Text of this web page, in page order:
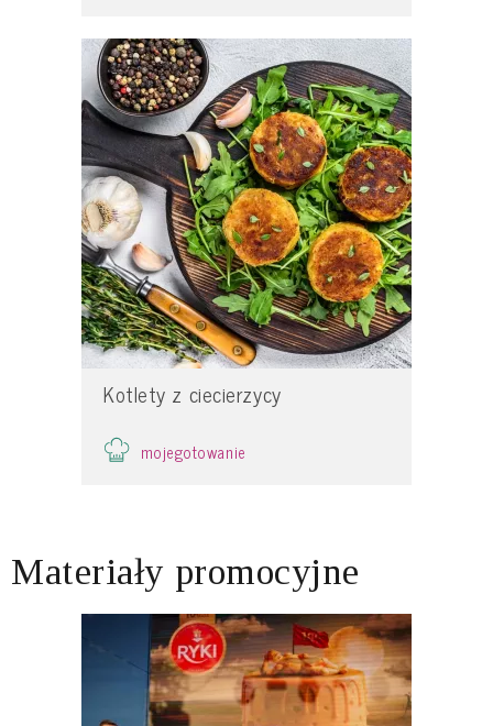
Kotlety z ciecierzycy
mojegotowanie
Materiały promocyjne